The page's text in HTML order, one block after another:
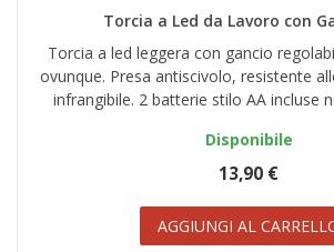
Torcia a Led da Lavoro con
Torcia a led leggera con gancio
ovunque. Presa antiscivolo, resistente
infrangibile. 2 batterie stilo AA incluse
Disponibile
13,90 €
AGGIUNGI AL